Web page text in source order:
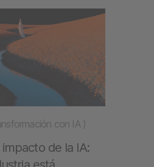
con IA )
de la IA: